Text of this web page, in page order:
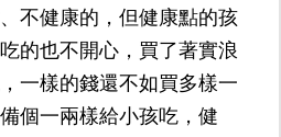
不健康的，但健康點的孩
的也不開心，買了著實浪
一樣的錢還不如買多樣一
個一兩樣給小孩吃，健